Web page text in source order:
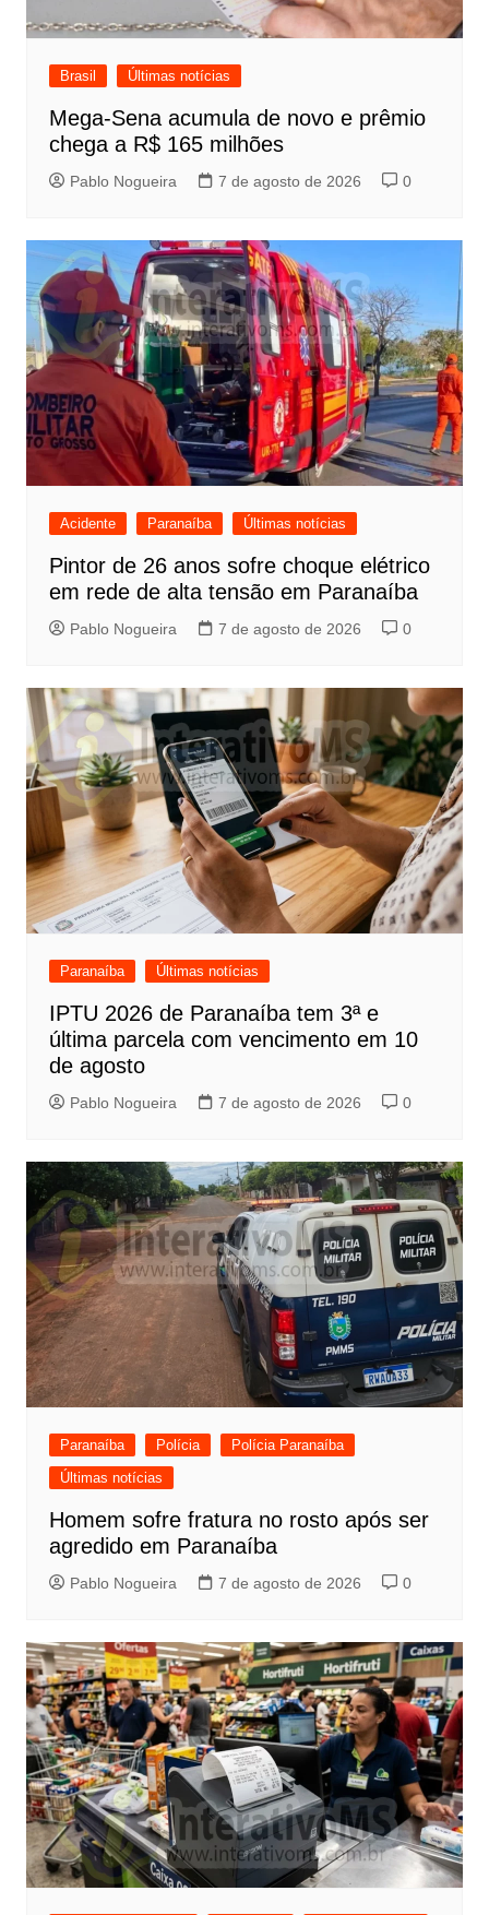
Brasil Últimas notícias
Mega-Sena acumula de novo e prêmio
chega a R$ 165 milhões
Pablo Nogueira 7 de agosto de 2026 0
Acidente Paranaíba Últimas notícias
Pintor de 26 anos sofre choque elétrico
em rede de alta tensão em Paranaíba
Pablo Nogueira 7 de agosto de 2026 0
Paranaíba Últimas notícias
IPTU 2026 de Paranaíba tem 3ª e
última parcela com vencimento em 10
de agosto
Pablo Nogueira 7 de agosto de 2026 0
Paranaíba Polícia
Polícia Paranaíba
Últimas notícias
Homem sofre fratura no rosto após ser
agredido em Paranaíba
Pablo Nogueira 7 de agosto de 2026 0